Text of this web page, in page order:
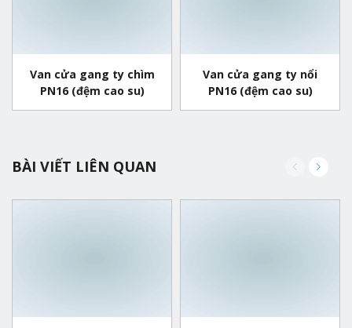
Van cửa gang ty chìm
PN16 (đệm cao su)
Van cửa gang ty nổi
PN16 (đệm cao su)
BÀI VIẾT LIÊN QUAN